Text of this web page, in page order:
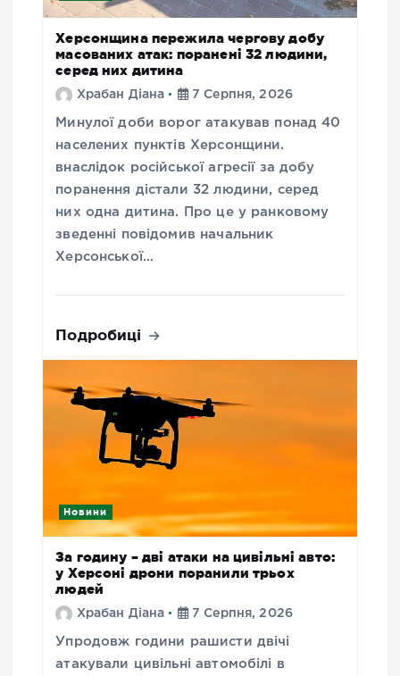
Херсонщина пережила чергову добу
масованих атак: поранені 32 людини,
серед них дитина
Храбан Діана 7 Серпня, 2026
Минулої доби ворог атакував понад 40
населених пунктів Херсонщини.
внаслідок російської агресії за добу
поранення дістали 32 людини, серед
них одна дитина. Про це у ранковому
зведенні повідомив начальник
Херсонської…
Подробиці
Новини
За годину – дві атаки на цивільні авто:
у Херсоні дрони поранили трьох
людей
Храбан Діана 7 Серпня, 2026
Упродовж години рашисти двічі
атакували цивільні автомобілі в